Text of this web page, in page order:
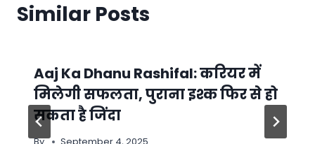
Similar Posts
Aaj Ka Dhanu Rashifal: करियर में
मिलेगी सफलता, पुराना इश्क फिर से हो
सकता है जिंदा